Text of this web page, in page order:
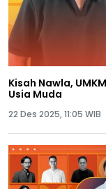
Kisah Nawla,
Usia Muda
22 Des 2025, 11:05 WIB